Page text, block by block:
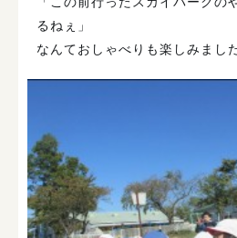
るねぇ」
なんておしゃべりも楽しみまし